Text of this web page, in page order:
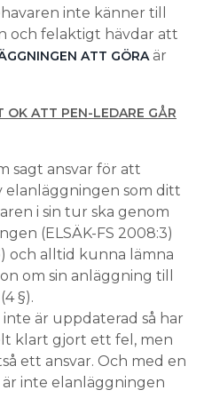
inte känner till
och felaktigt hävdar att
ATT GÖRAär
OK ATT PEN-­LEDARE GÅR
sagt ansvar för att
elanläggningen som ditt
i sin tur ska genom
(ELSÄK-FS 2008:3)
och alltid kunna lämna
om sin anläggning till
§).
är uppdaterad så har
klart gjort ett fel, men
ett ansvar. Och med en
inte elanläggningen